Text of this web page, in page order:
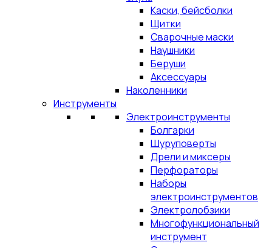
Каски, бейсболки
Щитки
Сварочные маски
Наушники
Беруши
Аксессуары
Наколенники
Инструменты
Электроинструменты
Болгарки
Шуруповерты
Дрели и миксеры
Перфораторы
Наборы
электроинструментов
Электролобзики
Многофункциональный
инструмент